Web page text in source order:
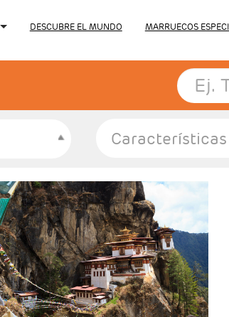
DESCUBRE EL MUNDO MARRUECOS
Diarias (incluye 2 días de treking)
2 noche Kathmandu, 2 noches Treking,
2 noches P:N: Chitwan y 1 noche
hotelera: Única
9 desayunos. 7 almuerzos y 4